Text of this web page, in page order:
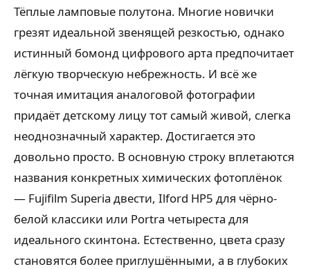
Тёплые ламповые полутона. Многие новички
грезят идеальной звенящей резкостью, однако
истинный бомонд цифрового арта предпочитает
лёгкую творческую небрежность. И всё же
точная имитация аналоговой фотографии
придаёт детскому лицу тот самый живой, слегка
неоднозначный характер. Достигается это
довольно просто. В основную строку вплетаются
названия конкретных химических фотоплёнок
— Fujifilm Superia двести, Ilford HP5 для чёрно-
белой классики или Portra четыреста для
идеального скинтона. Естественно, цвета сразу
становятся более приглушёнными, а в глубоких